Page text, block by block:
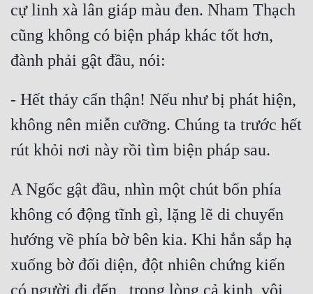
cự linh xà lân giáp màu đen. Nham Thạch
cũng không có biện pháp khác tốt hơn,
đành phải gật đầu, nói:
- Hết thảy cẩn thận! Nếu như bị phát hiện,
không nên miễn cưỡng. Chúng ta trước hết
rút khỏi nơi này rồi tìm biện pháp sau.
A Ngốc gật đầu, nhìn một chút bốn phía
không có động tĩnh gì, lặng lẽ di chuyển
hướng về phía bờ bên kia. Khi hắn sắp hạ
xuống bờ đối diện, đột nhiên chứng kiến
có người đi đến,  trong lòng cả kinh, vội